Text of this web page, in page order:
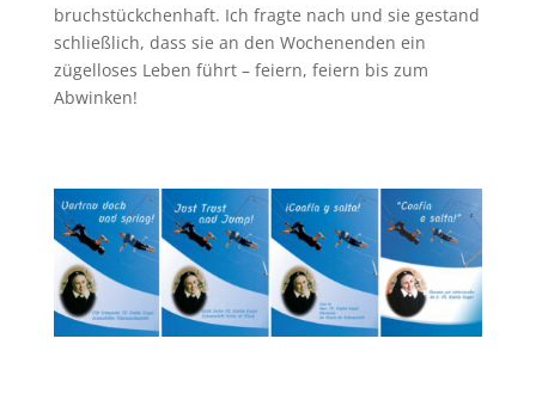
bruchstückchenhaft. Ich fragte nach und sie gestand
schließlich, dass sie an den Wochenenden ein
zügelloses Leben führt – feiern, feiern bis zum
Abwinken!